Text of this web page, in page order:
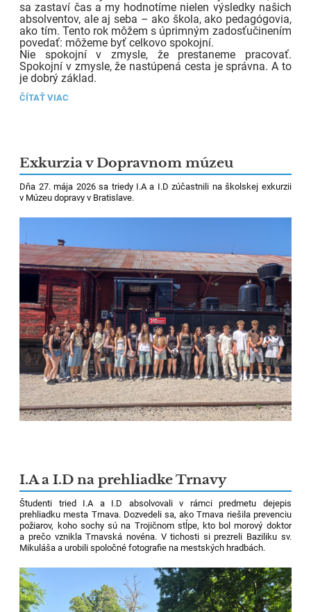
sa zastaví čas a my hodnotíme nielen výsledky našich
absolventov, ale aj seba – ako škola, ako pedagógovia,
ako tím. Tento rok môžem s úprimným zadosťučinením
povedať: môžeme byť celkovo spokojní.
Nie spokojní v zmysle, že prestaneme pracovať.
Spokojní v zmysle, že nastúpená cesta je správna. A to
je dobrý základ.
ZMATUROVALI
ČÍTAŤ VIAC
Exkurzia v Dopravnom múzeu
Dňa 27. mája 2026 sa triedy I.A a I.D zúčastnili na školskej exkurzii
v Múzeu dopravy v Bratislave.
I.A a I.D na prehliadke Trnavy
Študenti tried I.A a I.D absolvovali v rámci predmetu dejepis
prehliadku mesta Trnava. Dozvedeli sa, ako Trnava riešila prevenciu
požiarov, koho sochy sú na Trojičnom stĺpe, kto bol morový doktor
a prečo vznikla Trnavská novéna. V tichosti si prezreli Baziliku sv.
Mikuláša a urobili spoločné fotografie na mestských hradbách.